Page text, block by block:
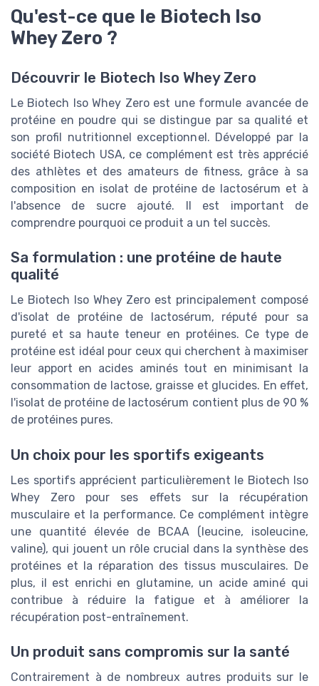
Qu'est-ce que le Biotech Iso
Whey Zero ?
Découvrir le Biotech Iso Whey Zero
Le Biotech Iso Whey Zero est une formule avancée de
protéine en poudre qui se distingue par sa qualité et
son profil nutritionnel exceptionnel. Développé par la
société Biotech USA, ce complément est très apprécié
des athlètes et des amateurs de fitness, grâce à sa
composition en isolat de protéine de lactosérum et à
l'absence de sucre ajouté. Il est important de
comprendre pourquoi ce produit a un tel succès.
Sa formulation : une protéine de haute
qualité
Le Biotech Iso Whey Zero est principalement composé
d'isolat de protéine de lactosérum, réputé pour sa
pureté et sa haute teneur en protéines. Ce type de
protéine est idéal pour ceux qui cherchent à maximiser
leur apport en acides aminés tout en minimisant la
consommation de lactose, graisse et glucides. En effet,
l'isolat de protéine de lactosérum contient plus de 90 %
de protéines pures.
Un choix pour les sportifs exigeants
Les sportifs apprécient particulièrement le Biotech Iso
Whey Zero pour ses effets sur la récupération
musculaire et la performance. Ce complément intègre
une quantité élevée de BCAA (leucine, isoleucine,
valine), qui jouent un rôle crucial dans la synthèse des
protéines et la réparation des tissus musculaires. De
plus, il est enrichi en glutamine, un acide aminé qui
contribue à réduire la fatigue et à améliorer la
récupération post-entraînement.
Un produit sans compromis sur la santé
Contrairement à de nombreux autres produits sur le